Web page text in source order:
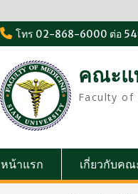
โทร 02-868-6000 ต่อ
คณะแ
Faculty of
หน้าแรก เกี่ยวกับคณ